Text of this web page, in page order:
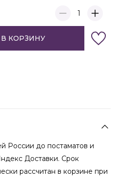
1
КОРЗИНУ
России до постаматов и
Доставки. Срок
рассчитан в корзине при